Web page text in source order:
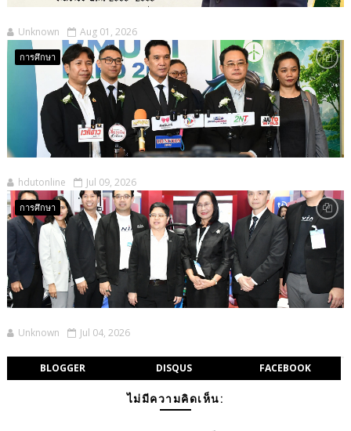
Unknown Aug 01, 2026
การศึกษา
hdutonline Jul 09, 2026
การศึกษา
Unknown Jul 04, 2026
BLOGGER DISQUS FACEBOOK
ไม่มีความคิดเห็น: